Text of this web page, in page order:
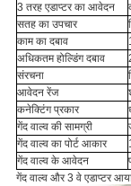
3 तरह एडाप्टर का आवेदन
सतह का उपचार
काम का दबाव
अधिकतम होल्डिंग दबाव
संरचना
आवेदन रेंज
कनेक्टिंग प्रकार
गेंद वाल्व की सामग्री
गेंद वाल्व का पोर्ट आकार
गेंद वाल्व के आवेदन
गेंद वाल्व और 3 वे एडाप्टर